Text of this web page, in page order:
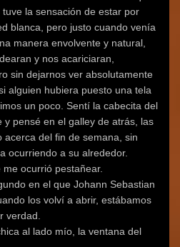
la sensación de estar por
blanca, pero justo cuando venía
manera envolvente y natural,
y nos acariciaran,
sin dejarnos ver absolutamente
alguien hubiera puesto una tela
un poco. Sentí la cabecita del
y pensé en el galley de atrás, las
acerca del fin de semana, sin
ocurriendo a su alrededor.
ocurrió pestañear.
en el que Johann Sebastian
los volví a abrir, estábamos
verdad.
al lado mío, la ventana del